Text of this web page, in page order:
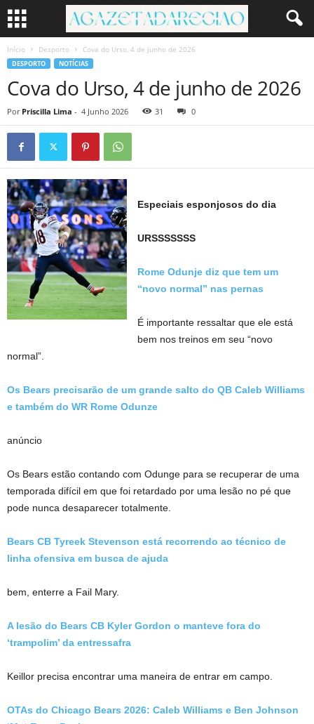
Início Desporto Cova do Urso, 4 de junho de 2026
DESPORTO NOTÍCIAS
Cova do Urso, 4 de junho de 2026
Por Priscilla Lima - 4 Junho 2026 31 0
Especiais esponjosos do dia
URSSSSSSS
Rome Odunje diz que tem um
“novo normal” nas pernas
É importante ressaltar que ele está
bem nos treinos em seu “novo
normal”.
Os Bears precisarão de um grande salto do QB Caleb Williams
e também do WR Rome Odunze
anúncio
Os Bears estão contando com Odunge para se recuperar de uma
temporada difícil em que foi retardado por uma lesão no pé que
pode nunca desaparecer totalmente.
Bears CB Tyreek Stevenson está recorrendo ao técnico de
linha ofensiva em busca de ajuda
bem, enterre a Fail Mary.
A lesão do Bears CB Kyler Gordon o manteve fora do
‘trampolim’ da entressafra
Keillor precisa encontrar uma maneira de entrar em campo.
OTAs do Chicago Bears 2026: Caleb Williams e Ben Johnson